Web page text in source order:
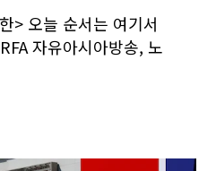
> 오늘 순서는 여기서
자유아시아방송, 노